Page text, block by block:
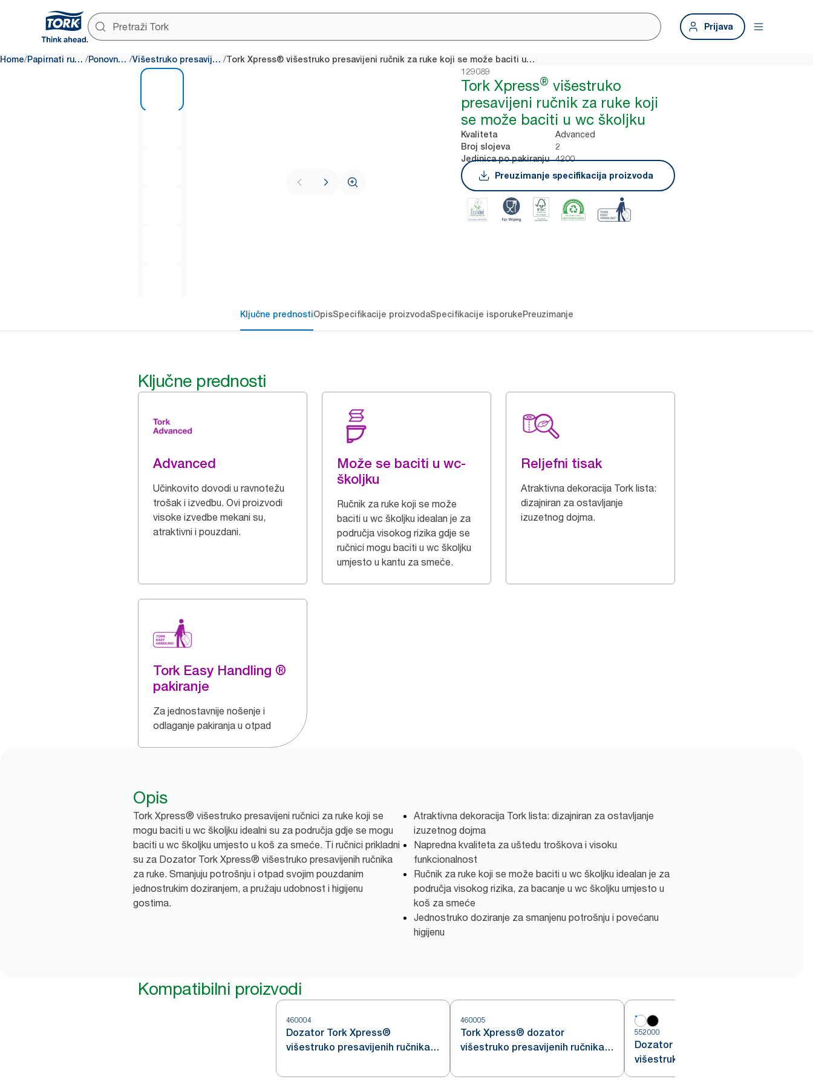
Prijava
Home/ Papirnati ručnici za ruke / Ponovna punjenja / Višestruko presavijeni ručnici za ruke / Tork Xpress® višestruko presavijeni ručnik za ruke koji se može baciti u wc školjku
129089
Tork Xpress® višestruko
presavijeni ručnik za ruke koji
se može baciti u wc školjku
Kvaliteta Advanced
Broj slojeva 2
Jedinica po pakiranju
4200
Preuzimanje specifikacija proizvoda
Ključne prednostiOpisSpecifikacije proizvodaSpecifikacije isporukePreuzimanje
Ključne prednosti
Advanced
Učinkovito dovodi u ravnotežu
trošak i izvedbu. Ovi proizvodi
visoke izvedbe mekani su,
atraktivni i pouzdani.
Može se baciti u wc-
školjku
Ručnik za ruke koji se može
baciti u wc školjku idealan je za
područja visokog rizika gdje se
ručnici mogu baciti u wc školjku
umjesto u kantu za smeće.
Reljefni tisak
Atraktivna dekoracija Tork lista:
dizajniran za ostavljanje
izuzetnog dojma.
Tork Easy Handling ®
pakiranje
Za jednostavnije nošenje i
odlaganje pakiranja u otpad
Opis
Tork Xpress® višestruko presavijeni ručnici za ruke koji se
mogu baciti u wc školjku idealni su za područja gdje se mogu
baciti u wc školjku umjesto u koš za smeće. Ti ručnici prikladni
su za Dozator Tork Xpress® višestruko presavijenih ručnika
za ruke. Smanjuju potrošnju i otpad svojim pouzdanim
jednostrukim doziranjem, a pružaju udobnost i higijenu
gostima.
Atraktivna dekoracija Tork lista: dizajniran za ostavljanje
izuzetnog dojma
Napredna kvaliteta za uštedu troškova i visoku
funkcionalnost
Ručnik za ruke koji se može baciti u wc školjku idealan je za
područja visokog rizika, za bacanje u wc školjku umjesto u
koš za smeće
Jednostruko doziranje za smanjenu potrošnju i povećanu
higijenu
Kompatibilni proizvodi
460004
Dozator Tork Xpress®
višestruko presavijenih ručnika
460005
Tork Xpress® dozator
višestruko presavijenih ručnika
552000
Dozator Tork Xpress®
višestruko presavijenih ručnika
za ruke